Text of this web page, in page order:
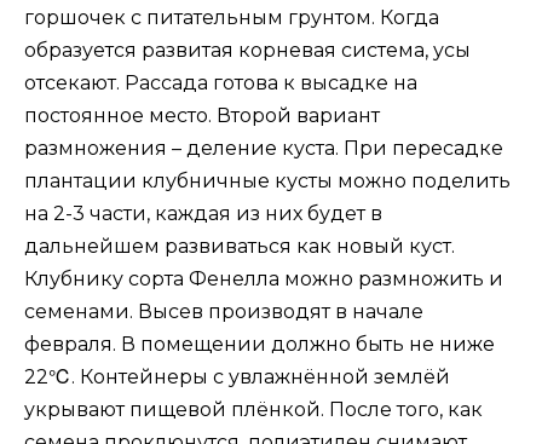
горшочек с питательным грунтом. Когда
образуется развитая корневая система, усы
отсекают. Рассада готова к высадке на
постоянное место. Второй вариант
размножения – деление куста. При пересадке
плантации клубничные кусты можно поделить
на 2-3 части, каждая из них будет в
дальнейшем развиваться как новый куст.
Клубнику сорта Фенелла можно размножить и
семенами. Высев производят в начале
февраля. В помещении должно быть не ниже
22℃. Контейнеры с увлажнённой землёй
укрывают пищевой плёнкой. После того, как